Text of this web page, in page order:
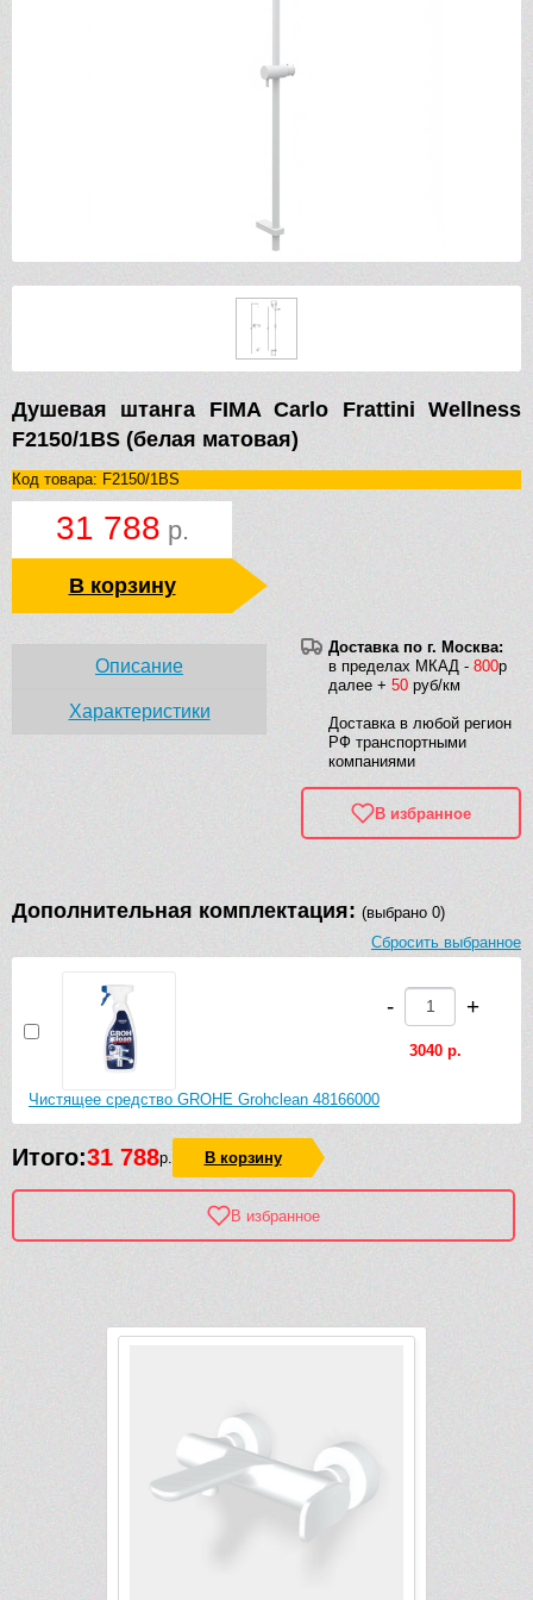
Душевая штанга FIMA Carlo Frattini Wellness
F2150/1BS (белая матовая)
Код товара: F2150/1BS
31 788 р.
В корзину
Доставка по г. Москва:
в пределах МКАД - 800р
далее + 50 руб/км
Доставка в любой регион
РФ транспортными
компаниями
В избранное
Описание
Характеристики
Дополнительная комплектация: (выбрано 0)
Сбросить выбранное
Чистящее средство GROHE Grohclean 48166000
- +
3040 р.
Итого:31 788р. В корзину
В избранное